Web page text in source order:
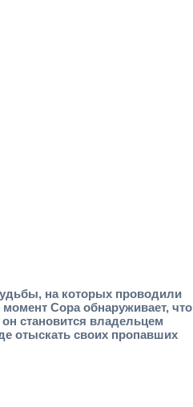
на которых проводили
Сора обнаруживает, что
становится владельцем
отыскать своих пропавших